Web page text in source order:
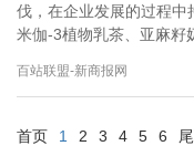
伐，在企业发展的过程
米伽-3植物乳茶、亚麻籽
百站联盟-新商报网
首页 1 2 3 4 5 6